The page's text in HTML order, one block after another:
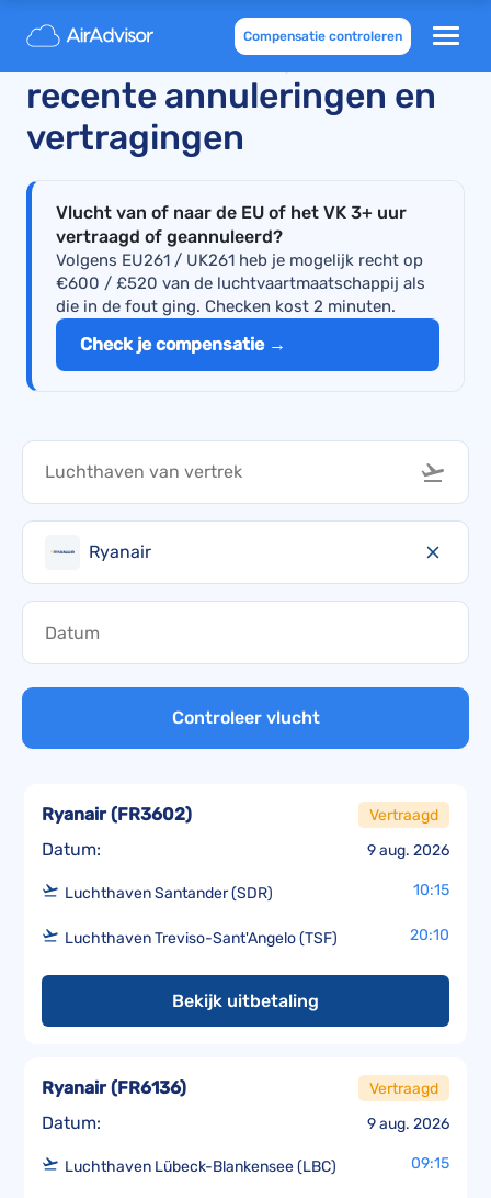
Compensatie controleren
Vluchtstatus Ryanair:
recente annuleringen en
vertragingen
Vlucht van of naar de EU of het VK 3+ uur
vertraagd of geannuleerd?
Volgens EU261 / UK261 heb je mogelijk recht op
€600 / £520 van de luchtvaartmaatschappij als
die in de fout ging. Checken kost 2 minuten.
Check je compensatie →
Ryanair
Controleer vlucht
Datum: 9 aug. 2026
Ryanair(FR3602) Vertraagd
Luchthaven Santander (SDR) 10:15
Luchthaven Treviso-Sant'Angelo (TSF) 20:10
Bekijk uitbetaling
Datum: 9 aug. 2026
Ryanair(FR6136) Vertraagd
Luchthaven Lübeck-Blankensee (LBC) 09:15